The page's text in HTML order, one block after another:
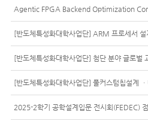
Agentic FPGA Backend Optimization
[반도체특성화대학사업단] ARM 프로세서
[반도체특성화대학사업단] 첨단 분야 글로
[반도체특성화대학사업단] 풀커스텀칩설계
2025-2학기 공학설계입문 전시회(FEDEC)